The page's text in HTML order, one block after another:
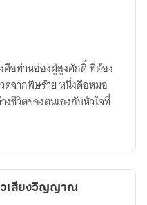
คือท่านอ๋องผู้สูงศักดิ์ ที่ต้อง
ดจากพิษร้าย หนึ่งคือหมอ
ชีวิตของตนเองกับหัวใจที่
เสียงวิญญาณ